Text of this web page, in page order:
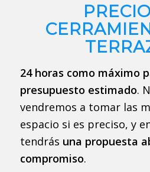
24 horas como máximo
presupuesto estimado.
vendremos a tomar las
espacio si es preciso, y
tendrás una propuesta
compromiso.